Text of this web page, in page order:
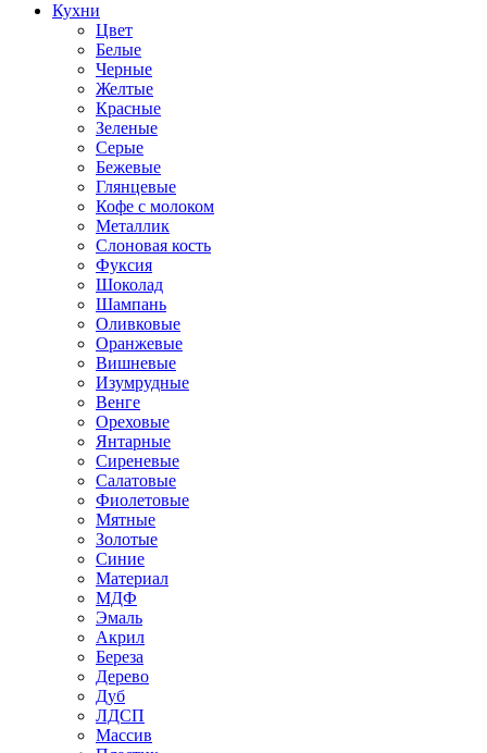
Кухни
Цвет
Белые
Черные
Желтые
Красные
Зеленые
Серые
Бежевые
Глянцевые
Кофе с молоком
Металлик
Слоновая кость
Фуксия
Шоколад
Шампань
Оливковые
Оранжевые
Вишневые
Изумрудные
Венге
Ореховые
Янтарные
Сиреневые
Салатовые
Фиолетовые
Мятные
Золотые
Синие
Материал
МДФ
Эмаль
Акрил
Береза
Дерево
Дуб
ЛДСП
Массив